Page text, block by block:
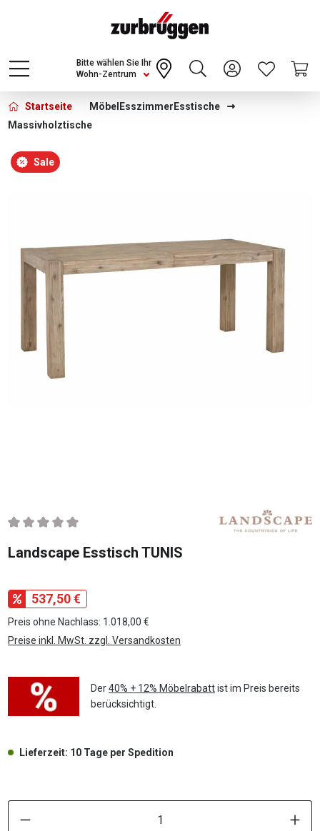
Choose a different country or region to see
content for your location and shop online
CONTINUE
Wohn-Zentrum
Bitte wählen Sie Ihr
Startseite Möbel Esszimmer Esstische
Massivholztische
Bildergalerie überspringen
Sale
Durchschnittliche Bewertung von 0 von 5 Sternen
Landscape Esstisch TUNIS
537,50 €
Preis ohne Nachlass: 1.018,00 €
Preise inkl. MwSt. zzgl. Versandkosten
Der40% + 12% Möbelrabattist im Preis bereits
berücksichtigt.
Lieferzeit: 10 Tage per Spedition